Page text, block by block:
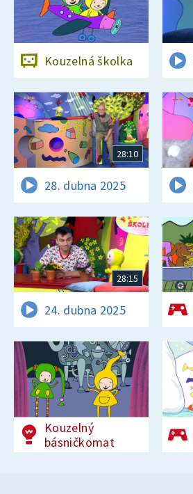
Kouzelná školka
28:10
28. dubna 2025
28:15
24. dubna 2025
Kouzelný
básničkomat